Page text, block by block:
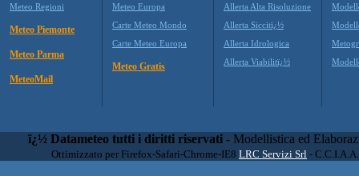
Meteo Regioni
Meteo Piemonte
Meteo Parma
MeteoMail
Meteo Europa
Carte Meteo Mondo
Carte Meteo Europa
Meteo Gratis
Allerta Alta Risoluzione
Allerta Siccitï¿½
Allerta Idrologica
Allerta Viabilitï¿½
ï¿½ Datameteo tutti i diritti riservati - Modellistica ed
Ottimizzato per Firefox-Safari-Chrome-IE8 LRC Servizi Srl -